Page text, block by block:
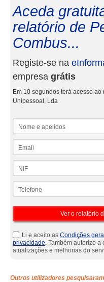
Aceda
relatório de
Combus...
Registe-se na
empresa grátis
Em 10 segundos terá acesso
Unipessoal, Lda
Li e aceito as Condições
privacidade. Também autorizo
atualizações e melhorias do
Outros utilizadores pesquisaram